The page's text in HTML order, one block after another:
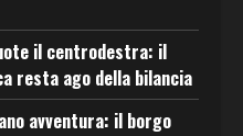
il centrodestra: il
resta ago della bilancia
avventura: il borgo